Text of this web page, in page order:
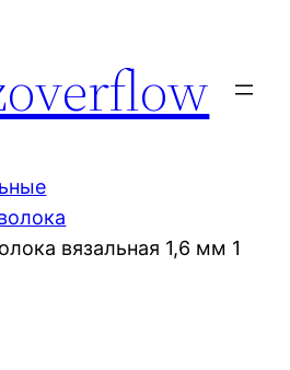
вязальная 1,6 мм 1